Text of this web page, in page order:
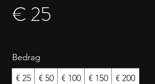
€ 25
Bedrag
€ 25
€ 50 € 100 € 150
€ 200